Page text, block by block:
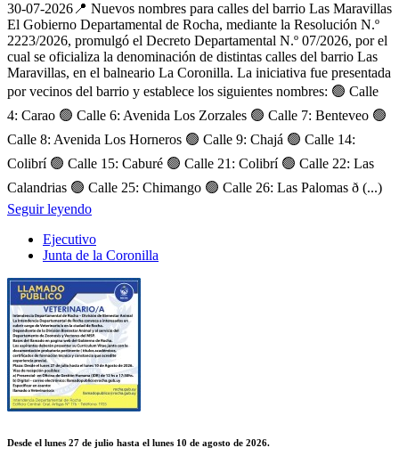
30-07-2026 📍 Nuevos nombres para calles del barrio Las Maravillas
El Gobierno Departamental de Rocha, mediante la Resolución N.º
2223/2026, promulgó el Decreto Departamental N.º 07/2026, por el
cual se oficializa la denominación de distintas calles del barrio Las
Maravillas, en el balneario La Coronilla. La iniciativa fue presentada
por vecinos del barrio y establece los siguientes nombres: 🟢 Calle
4: Carao 🟢 Calle 6: Avenida Los Zorzales 🟢 Calle 7: Benteveo 🟢
Calle 8: Avenida Los Horneros 🟢 Calle 9: Chajá 🟢 Calle 14:
Colibrí 🟢 Calle 15: Caburé 🟢 Calle 21: Colibrí 🟢 Calle 22: Las
Calandrias 🟢 Calle 25: Chimango 🟢 Calle 26: Las Palomas ð (...)
Seguir leyendo
Ejecutivo
Junta de la Coronilla
Desde el lunes 27 de julio hasta el lunes 10 de agosto de 2026.